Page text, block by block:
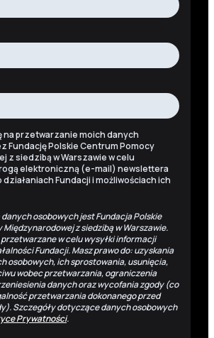
na przetwarzanie moich danych
Fundację Polskie Centrum Pomocy
z siedzibą w Warszawie w celu
elektroniczną (e-mail) newslettera
Fundacji i możliwościach ich
osobowych jest Fundacja Polskie
z siedzibą w Warszawie.
przetwarzane w celu wysyłki informacji
Fundacji. Masz prawo do: uzyskania
osobowych, ich sprostowania, usunięcia,
wobec przetwarzania, ograniczenia
danych oraz wycofania zgody (co
przetwarzania dokonanego przed
Szczegóły dotyczące danych osobowych
Prywatności.